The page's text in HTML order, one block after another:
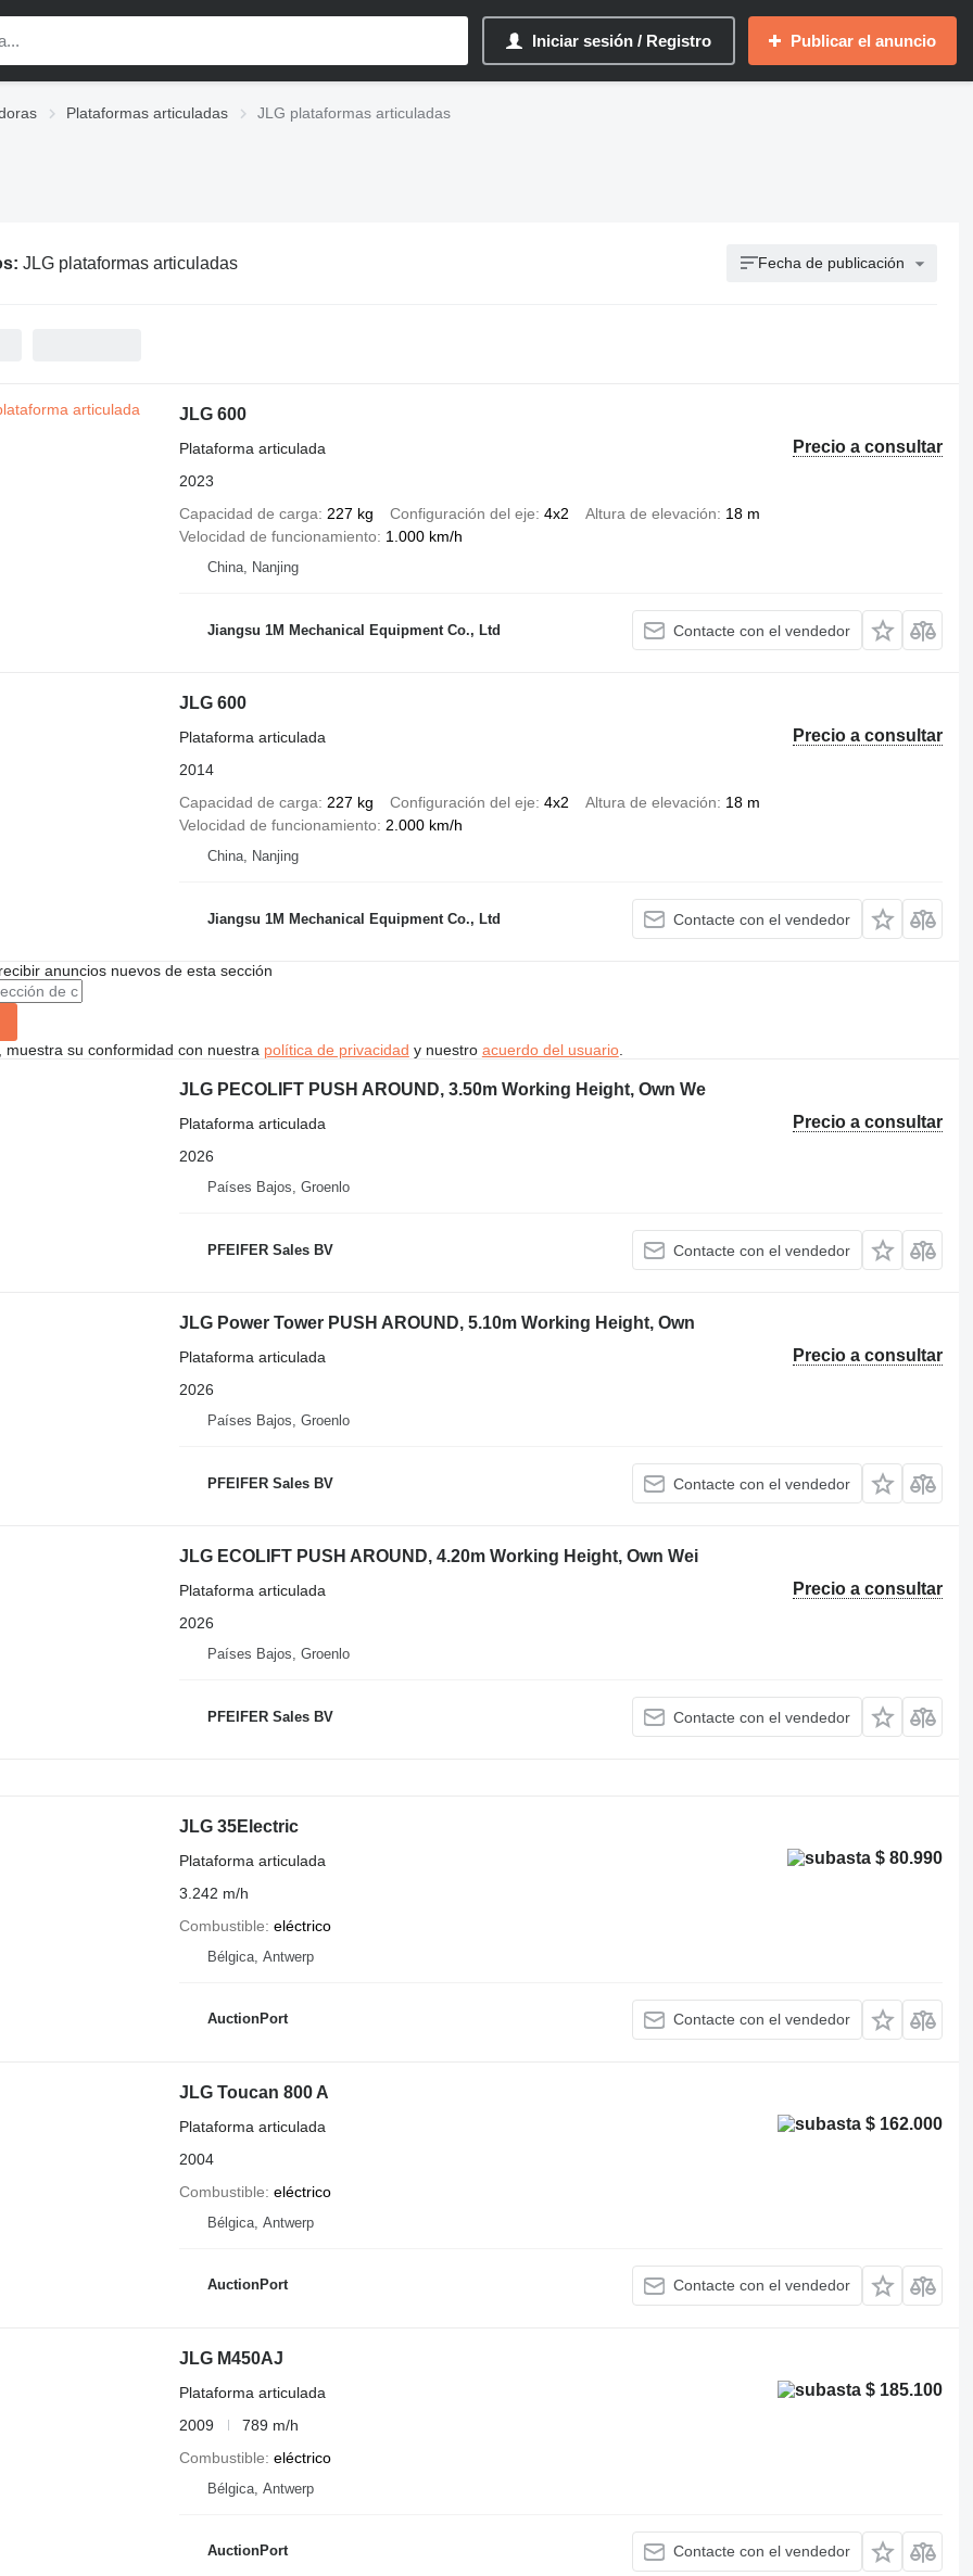
Iniciar sesión / Registro Publicar el anuncio
Plataformas articuladas JLG plataformas articuladas
JLG plataformas articuladas Fecha de publicación
JLG 600
Precio a consultar
Plataforma articulada
2023
Capacidad de carga
227 kg Configuración del eje 4x2 Altura de elevación
18 m
Velocidad de funcionamiento
1.000 km/h
China, Nanjing
Jiangsu 1M Mechanical Equipment Co., Ltd Contacte con el vendedor
JLG 600
Precio a consultar
Plataforma articulada
2014
Capacidad de carga
227 kg Configuración del eje 4x2 Altura de elevación
18 m
Velocidad de funcionamiento
2.000 km/h
China, Nanjing
Jiangsu 1M Mechanical Equipment Co., Ltd Contacte con el vendedor
anuncios nuevos de esta sección
muestra su conformidad con nuestra política de privacidad y nuestro acuerdo del usuario.
JLG PECOLIFT PUSH AROUND, 3.50m Working Height, Own We
Precio a consultar
Plataforma articulada
2026
Países Bajos, Groenlo
PFEIFER Sales BV Contacte con el vendedor
JLG Power Tower PUSH AROUND, 5.10m Working Height, Own
Precio a consultar
Plataforma articulada
2026
Países Bajos, Groenlo
PFEIFER Sales BV Contacte con el vendedor
JLG ECOLIFT PUSH AROUND, 4.20m Working Height, Own Wei
Precio a consultar
Plataforma articulada
2026
Países Bajos, Groenlo
PFEIFER Sales BV Contacte con el vendedor
JLG 35Electric
$ 80.990
Plataforma articulada
3.242 m/h
Combustible eléctrico
Bélgica, Antwerp
AuctionPort Contacte con el vendedor
JLG Toucan 800 A
$ 162.000
Plataforma articulada
2004
Combustible eléctrico
Bélgica, Antwerp
AuctionPort Contacte con el vendedor
JLG M450AJ
$ 185.100
Plataforma articulada
2009
789 m/h
Combustible eléctrico
Bélgica, Antwerp
AuctionPort Contacte con el vendedor